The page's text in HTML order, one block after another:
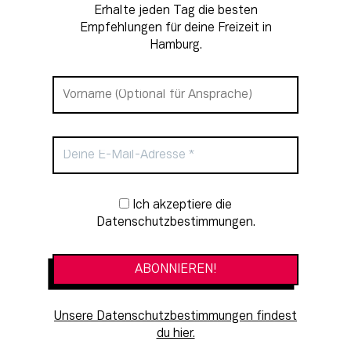
Erhalte jeden Tag die besten
Empfehlungen für deine Freizeit in
Hamburg.
Newsletter-Anmeldung
Datenschutzbestimmungen.
Unsere Datenschutzbestimmungen findest
du hier.